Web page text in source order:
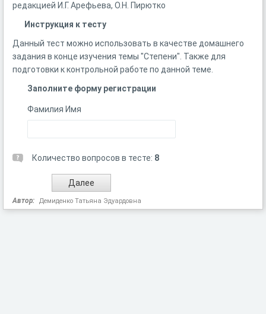
редакцией И.Г. Арефьева, О.Н. Пирютко
Инструкция к тесту
Данный тест можно использовать в качестве домашнего
задания в конце изучения темы "Степени". Также для
подготовки к контрольной работе по данной теме.
Заполните форму регистрации
Фамилия Имя
Количество вопросов в тесте: 8
Автор: Демиденко Татьяна Эдуардовна